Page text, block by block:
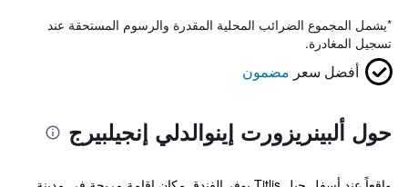
*يشمل المجموع الضرائب المحلية المقدرة والرسوم المستحقة عند
تسجيل المغادرة.
أفضل سعر مضمون
حول ألبينريزورت إينوالدلي إنجيلبيرج